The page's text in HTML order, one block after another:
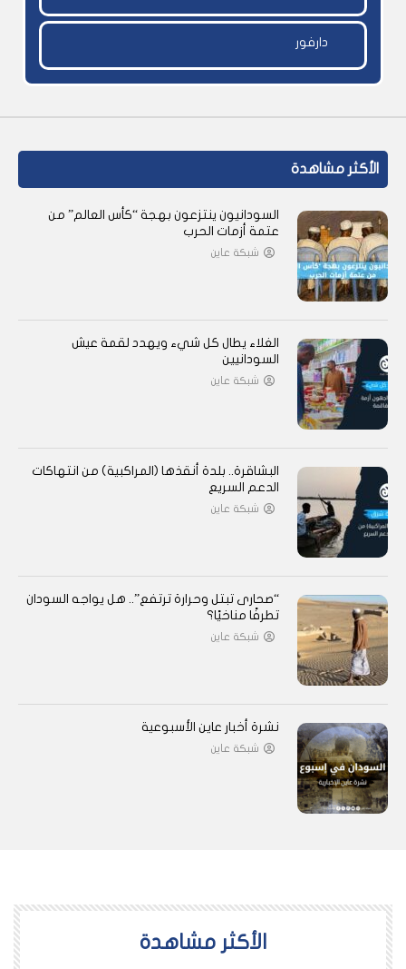
دارفور
الأكثر مشاهدة
السودانيون ينتزعون بهجة “كأس العالم” من
عتمة أزمات الحرب
شبكة عاين
الغلاء يطال كل شيء ويهدد لقمة عيش
السودانيين
شبكة عاين
البشاقرة.. بلدة أنقذها (المراكبية) من انتهاكات
الدعم السريع
شبكة عاين
“صحارى تبتل وحرارة ترتفع”.. هل يواجه السودان
تطرفًا مناخيًا؟
شبكة عاين
نشرة أخبار عاين الأسبوعية
شبكة عاين
اﻷكثر مشاهدة